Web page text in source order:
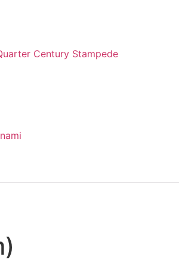
Century Stampede